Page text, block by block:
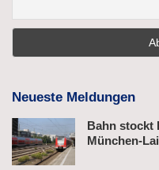
Neueste Meldungen
Bahn stockt
München-